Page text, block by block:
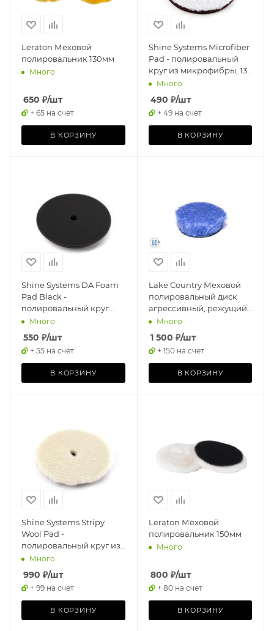
Leraton Меховой
полировальник 130мм
Много
650 ₽/шт
+ 65 на счет
В КОРЗИНУ
Shine Systems Microfiber
Pad - полировальный
круг из микрофибры, 130
ммМного
490 ₽/шт
+ 49 на счет
В КОРЗИНУ
Shine Systems DA Foam
Pad Black -
полировальный круг
ультрамягкий черный,
Много
550 ₽/шт
+ 55 на счет
В КОРЗИНУ
Lake Country Меховой
полировальный диск
агрессивный, режущий,
синий, 75мм
Много
1 500 ₽/шт
+ 150 на счет
В КОРЗИНУ
Shine Systems Stripy
Wool Pad -
полировальный круг из
стриженого меха, 130 мм
Много
990 ₽/шт
+ 99 на счет
В КОРЗИНУ
Leraton Меховой
полировальник 150мм
Много
800 ₽/шт
+ 80 на счет
В КОРЗИНУ